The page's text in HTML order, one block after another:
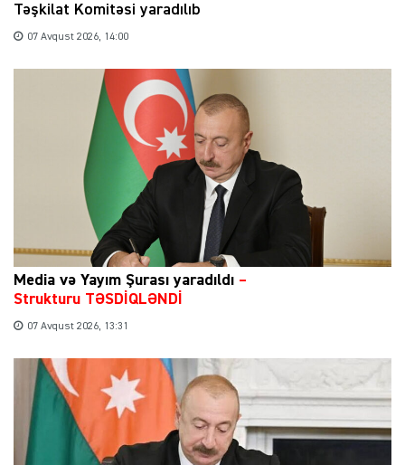
Təşkilat Komitəsi yaradılıb
07 Avqust 2026, 14:00
Media və Yayım Şurası yaradıldı –
Strukturu TƏSDİQLƏNDİ
07 Avqust 2026, 13:31